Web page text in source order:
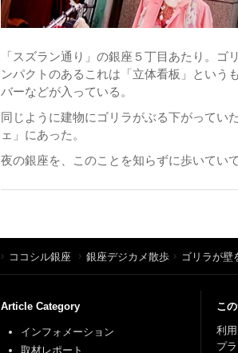
「スズラン通り」の銀座５丁目あたり。
ンパクトのあるこれは「立体看板」という
バーなどが入っている。
同じように建物にゴリラがぶる下がってい
ェ」にあった。
夜の銀座を、このことを知らずに歩いてい
ココシル銀座 銀座デジカメ散歩 ゴリラが壁
Article Category
インフォメーション
取材レポート
こ
利
プ